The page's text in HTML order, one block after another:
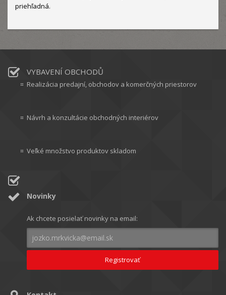
priehľadná.
VYBAVENÍ OBCHODŮ
Realizácia predajní, obchodov a komerčných priestorov
Návrh a konzultácie obchodných interiérov
Veľké množstvo produktov skladom
Novinky
Ak chcete posielať novinky na email: